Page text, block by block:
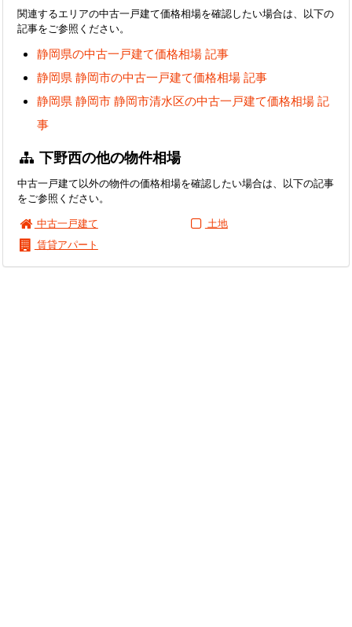
関連するエリアの中古一戸建て価格相場を確認したい場合は、以下の
記事をご参照ください。
静岡県の中古一戸建て価格相場 記事
静岡県 静岡市の中古一戸建て価格相場 記事
静岡県 静岡市 静岡市清水区の中古一戸建て価格相場 記
事
下野西の他の物件相場
中古一戸建て以外の物件の価格相場を確認したい場合は、以下の記事
をご参照ください。
中古一戸建て
土地
賃貸アパート